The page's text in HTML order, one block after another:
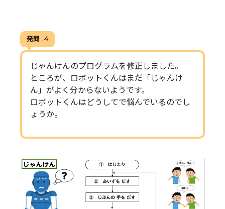
発問 . 4
じゃんけんのプログラムを修正しました。
ところが、ロボットくんはまだ「じゃんけ
ん」がよく分からないようです。
ロボットくんはどうしてで悩んでいるのでし
ょうか。